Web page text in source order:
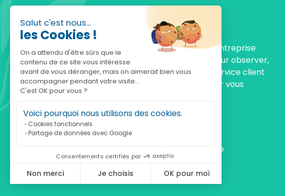
Salut c'est nous...
les Cookies !
On a attendu d'être sûrs que le
contenu de ce site vous intéresse
avant de vous déranger, mais on aimerait bien vous
accompagner pendant votre visite...
C'est OK pour vous ?
Voici pourquoi nous utilisons des cookies.
Cookies fonctionnels
Partage de données avec Google
Consentements certifiés par
Non merci Je choisis OK pour moi
Fondée en 2010, achatnature.com est une entreprise
française qui réunit plus de 5000 produits pour observer,
comprendre et protéger la nature. Notre service client
est à votre écoute, du lundi au vendredi, pour vous
accompagner.
Notre adresse :
achatnature.com (Ethik & Nature)
160 rue Pierre Fallion - 69140 Rillieux-La-Pape